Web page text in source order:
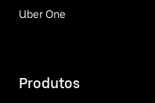
Uber One
Produtos